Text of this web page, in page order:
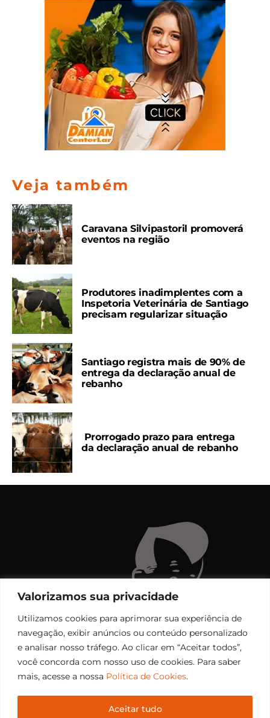
Valorizamos sua privacidade
Utilizamos cookies para aprimorar sua experiência de
navegação, exibir anúncios ou conteúdo personalizado
e analisar nosso tráfego. Ao clicar em “Aceitar todos”,
você concorda com nosso uso de cookies. Para saber
mais, acesse a nossa Política de Cookies.
Aceitar tudo
Veja também
Caravana Silvipastoril promoverá
eventos na região
Produtores inadimplentes com a
Inspetoria Veterinária de Santiago
precisam regularizar situação
Santiago registra mais de 90% de
entrega da declaração anual de
rebanho
Prorrogado prazo para entrega
da declaração anual de rebanho